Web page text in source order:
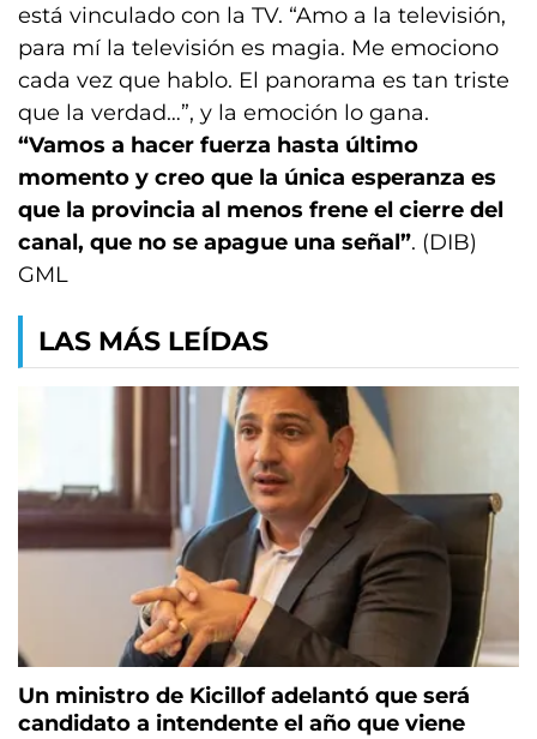
está vinculado con la TV. “Amo a la televisión,
para mí la televisión es magia. Me emociono
cada vez que hablo. El panorama es tan triste
que la verdad…”, y la emoción lo gana.
“Vamos a hacer fuerza hasta último
momento y creo que la única esperanza es
que la provincia al menos frene el cierre del
canal, que no se apague una señal”. (DIB)
GML
LAS MÁS LEÍDAS
Un ministro de Kicillof adelantó que será
candidato a intendente el año que viene